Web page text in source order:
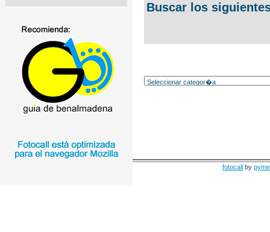
Buscar los
fotocall by